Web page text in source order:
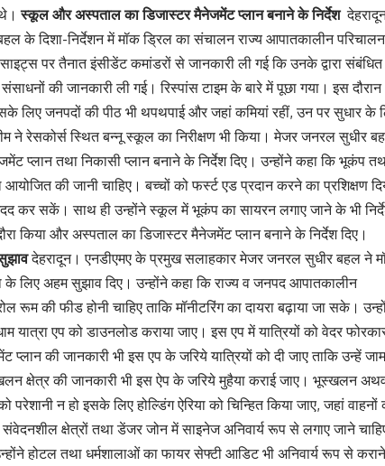
थे।स्कूल और अस्पताल का डिजास्टर मैनेजमेंट प्लान बनाने के निर्देश
के दिशा-निर्देशन में मॉक ड्रिल का संचालन राज्य आपातकालीन परिचालन
पर तैनात इंसीडेंट कमांडरों से जानकारी ली गई कि उनके द्वारा संबंधित
की जानकारी ली गई। रिस्पांस टाइम के बारे में पूछा गया। इस दौरान
लिए जनपदों की पीठ भी थपथपाई और जहां कमियां रहीं, उन पर सुधार के
ने रेसकोर्स स्थित बन्नू स्कूल का निरीक्षण भी किया। मेजर जनरल सुधीर
प्लान तथा निकासी प्लान बनाने के निर्देश दिए। उन्होंने कहा कि भूकंप
की जानी चाहिए। बच्चों को फर्स्ट एड प्रदान करने का प्रशिक्षण
कर सकें। साथ ही उन्होंने स्कूल में भूकंप का सायरन लगाए जाने के भी
किया और अस्पताल का डिजास्टर मैनेजमेंट प्लान बनाने के निर्देश दिए।
देहरादून। एनडीएमए के प्रमुख सलाहकार मेजर जनरल सुधीर बहल ने
के लिए अहम सुझाव दिए। उन्होंने कहा कि राज्य व जनपद आपातकालीन
रूम की फीड होनी चाहिए ताकि मॉनीटरिंग का दायरा बढ़ाया जा सके।
यात्रा एप को डाउनलोड कराया जाए। इस एप में यात्रियों को वेदर
की जानकारी भी इस एप के जरिये यात्रियों को दी जाए ताकि उन्हें जाम
क्षेत्र की जानकारी भी इस ऐप के जरिये मुहैया कराई जाए। भूस्खलन
न हो इसके लिए होल्डिंग ऐरिया को चिन्हित किया जाए, जहां वाहनों
क्षेत्रों तथा डेंजर जोन में साइनेज अनिवार्य रूप से लगाए जाने
होटल तथा धर्मशालाओं का फायर सेफ्टी आडिट भी अनिवार्य रूप से कराने